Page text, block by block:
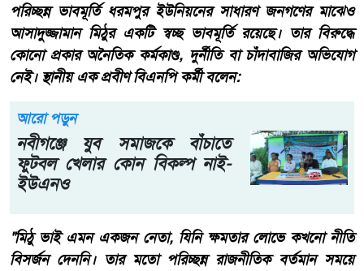
​পরিচ্ছন্ন ভাবমূর্তি ​ধরমপুর ইউনিয়নের সাধারণ জনগণের মাঝেও
আসাদুজ্জামান মিঠুর একটি স্বচ্ছ ভাবমূর্তি রয়েছে। তার বিরুদ্ধে
কোনো প্রকার অনৈতিক কর্মকাণ্ড, দুর্নীতি বা চাঁদাবাজির অভিযোগ
নেই। স্থানীয় এক প্রবীণ বিএনপি কর্মী বলেন:
আরো পড়ুন
নবীগঞ্জে যুব সমাজকে বাঁচাতে
ফুটবল খেলার কোন বিকল্প নাই-
ইউএনও
​"মিঠু ভাই এমন একজন নেতা, যিনি ক্ষমতার লোভে কখনো নীতি
বিসর্জন দেননি। তার মতো পরিচ্ছন্ন রাজনীতিক বর্তমান সময়ে